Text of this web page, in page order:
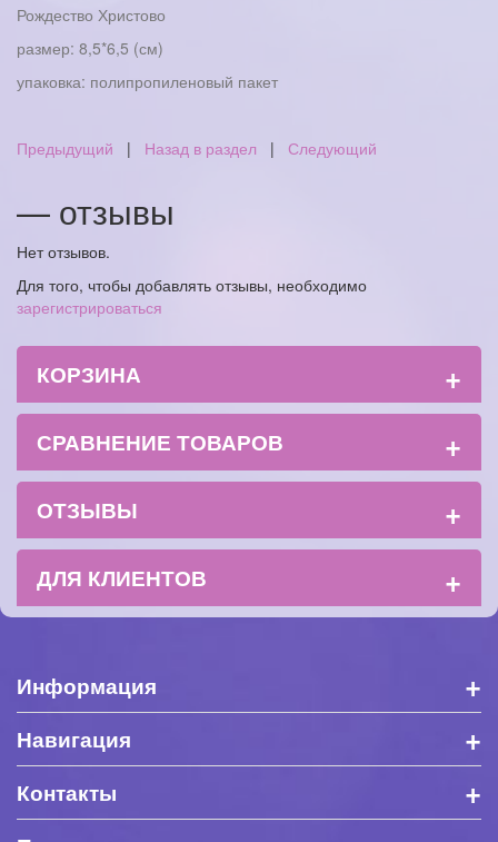
Рождество Христово
размер: 8,5*6,5 (см)
упаковка: полипропиленовый пакет
Предыдущий | Назад в раздел | Следующий
— отзывы
Нет отзывов.
Для того, чтобы добавлять отзывы, необходимо
зарегистрироваться
КОРЗИНА +
СРАВНЕНИЕ ТОВАРОВ +
ОТЗЫВЫ +
ДЛЯ КЛИЕНТОВ +
Информация +
Навигация +
Контакты +